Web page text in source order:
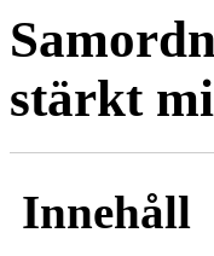
stärkt
Innehåll